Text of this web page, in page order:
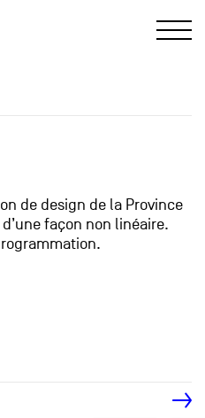
de design de la Province
façon non linéaire.